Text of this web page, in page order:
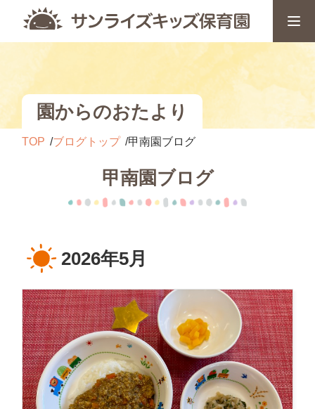
園からのおたより
TOP ブログトップ 甲南園ブログ
甲南園ブログ
2026年5月